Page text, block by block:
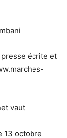
presse écrite et
vaut
13 octobre